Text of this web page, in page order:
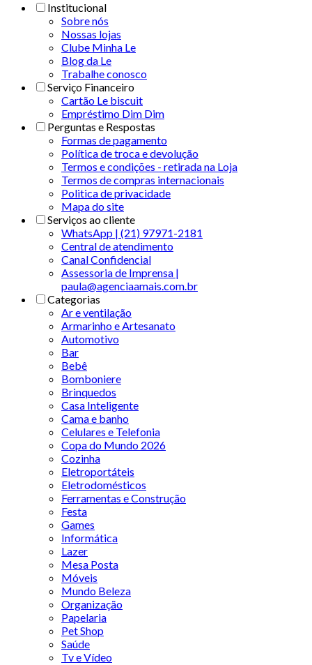
Institucional
Sobre nós
Nossas lojas
Clube Minha Le
Blog da Le
Trabalhe conosco
Serviço Financeiro
Cartão Le biscuit
Empréstimo Dim Dim
Perguntas e Respostas
Formas de pagamento
Política de troca e devolução
Termos e condições - retirada na Loja
Termos de compras internacionais
Politica de privacidade
Mapa do site
Serviços ao cliente
WhatsApp | (21) 97971-2181
Central de atendimento
Canal Confidencial
Assessoria de Imprensa |
paula@agenciaamais.com.br
Categorias
Ar e ventilação
Armarinho e Artesanato
Automotivo
Bar
Bebê
Bomboniere
Brinquedos
Casa Inteligente
Cama e banho
Celulares e Telefonia
Copa do Mundo 2026
Cozinha
Eletroportáteis
Eletrodomésticos
Ferramentas e Construção
Festa
Games
Informática
Lazer
Mesa Posta
Móveis
Mundo Beleza
Organização
Papelaria
Pet Shop
Saúde
Tv e Vídeo